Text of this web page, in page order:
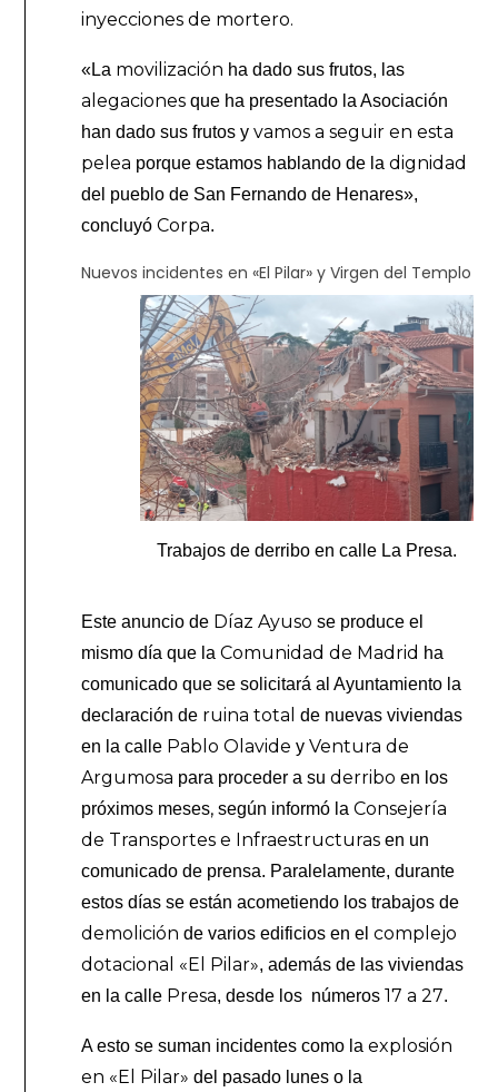
inyecciones de mortero.
«La movilización ha dado sus frutos, las
alegaciones que ha presentado la Asociación
han dado sus frutos yvamos a seguir en esta
pelea porque estamos hablando de ladignidad
del pueblo de San Fernando de Henares»,
concluyóCorpa.
Nuevos incidentes en «El Pilar» y Virgen del Templo
Trabajos de derribo en calle La Presa.
Este anuncio de Díaz Ayuso se produce el
mismo día que la Comunidad de Madrid ha
comunicado que se solicitará al Ayuntamiento la
declaración de ruina total de nuevas viviendas
en la calle Pablo Olavide yVentura de
Argumosa para proceder a su derribo en los
próximos meses,según informó laConsejería
de Transportes e Infraestructurasen un
comunicado de prensa. Paralelamente, durante
estos días se están acometiendo los trabajos de
demolición de varios edificios en elcomplejo
dotacional «El Pilar», además de las viviendas
en la calle Presa, desde los números17 a 27.
A esto se suman incidentes como la explosión
en «El Pilar» del pasado lunes o la